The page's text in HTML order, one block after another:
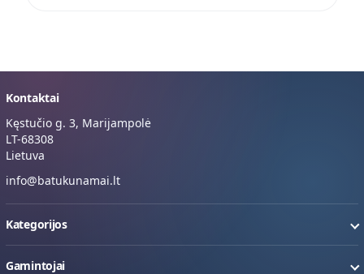
Kontaktai
Kęstučio g. 3, Marijampolė
LT-68308
Lietuva
info@batukunamai.lt
Kategorijos
Gamintojai